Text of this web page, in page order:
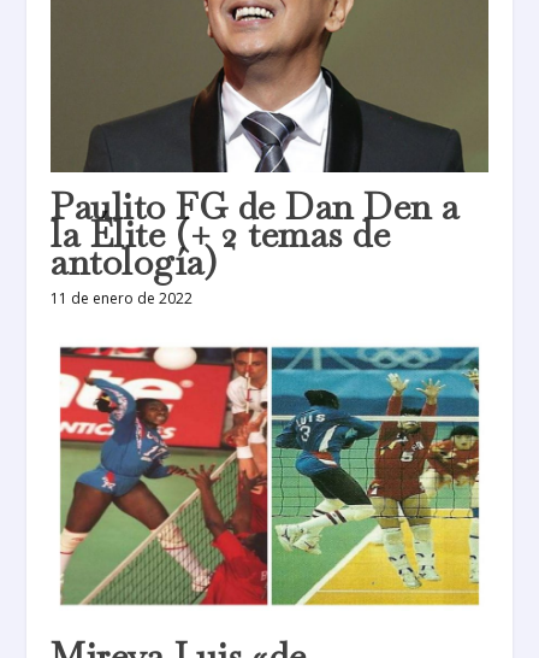
Paulito FG de Dan Den a
la Élite (+ 2 temas de
antología)
11 de enero de 2022